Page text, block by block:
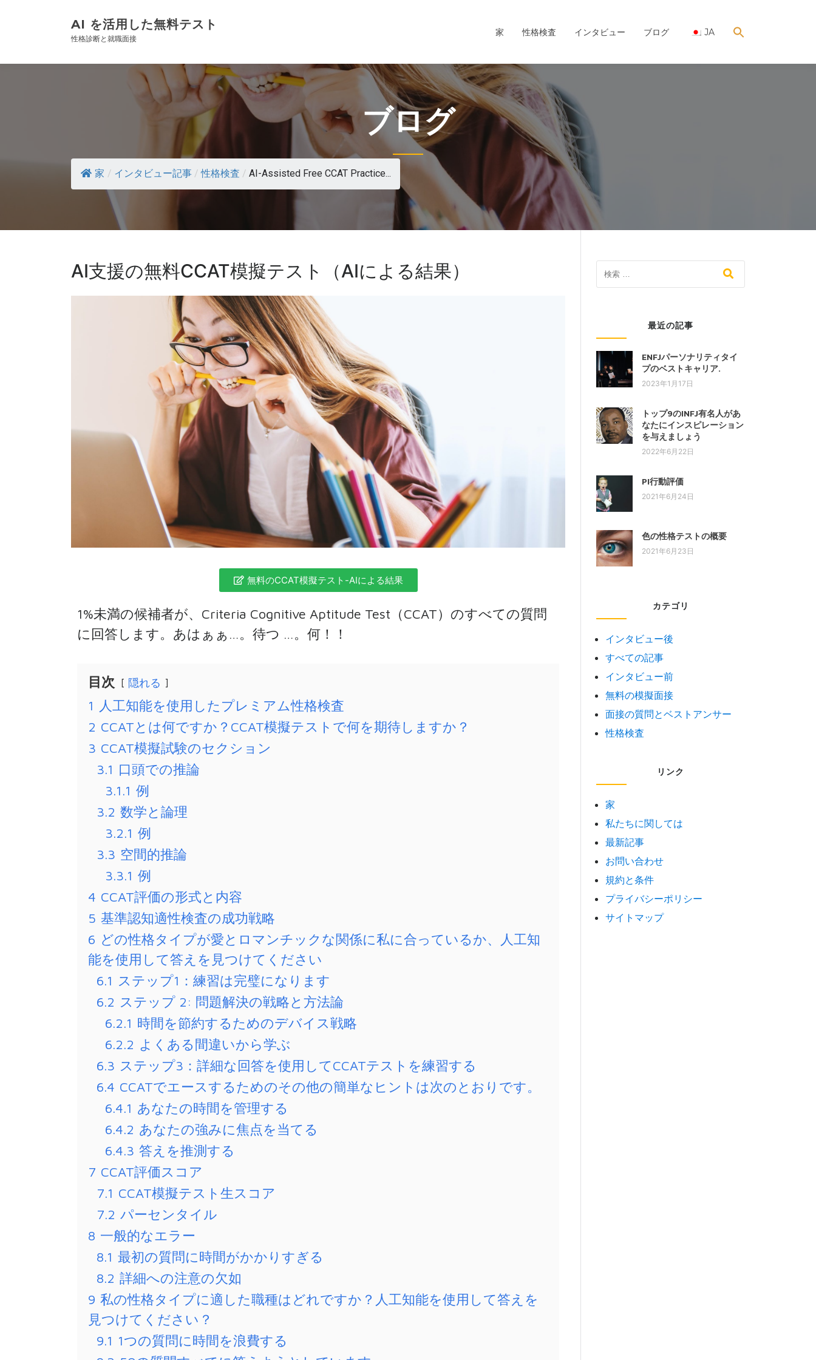
AI を活用した無料テスト
性格診断と就職面接
家 性格検査 インタビュー ブログ JA
ブログ
家 / インタビュー記事 / 性格検査 / AI-Assisted Free CCAT Practice...
AI支援の無料CCAT模擬テスト（AIによる結果）
無料のCCAT模擬テスト-AIによる結果
1%未満の候補者が、Criteria Cognitive Aptitude Test（CCAT）のすべての質問
に回答します。あはぁぁ…。待つ …。何！！
目次 隠れる
1 人工知能を使用したプレミアム性格検査
2 CCATとは何ですか？CCAT模擬テストで何を期待しますか？
3 CCAT模擬試験のセクション
3.1 口頭での推論
3.1.1 例
3.2 数学と論理
3.2.1 例
3.3 空間的推論
3.3.1 例
4 CCAT評価の形式と内容
5 基準認知適性検査の成功戦略
6 どの性格タイプが愛とロマンチックな関係に私に合っているか、人工知
能を使用して答えを見つけてください
6.1 ステップ1：練習は完璧になります
6.2 ステップ 2: 問題解決の戦略と方法論
6.2.1 時間を節約するためのデバイス戦略
6.2.2 よくある間違いから学ぶ
6.3 ステップ3：詳細な回答を使用してCCATテストを練習する
6.4 CCATでエースするためのその他の簡単なヒントは次のとおりです。
6.4.1 あなたの時間を管理する
6.4.2 あなたの強みに焦点を当てる
6.4.3 答えを推測する
7 CCAT評価スコア
7.1 CCAT模擬テスト生スコア
7.2 パーセンタイル
8 一般的なエラー
8.1 最初の質問に時間がかかりすぎる
8.2 詳細への注意の欠如
9 私の性格タイプに適した職種はどれですか？人工知能を使用して答えを
見つけてください？
9.1 1つの質問に時間を浪費する
最近の記事
ENFJパーソナリティタイ
プのベストキャリア.
2023年1月17日
トップ9のINFJ有名人があ
なたにインスピレーション
を与えましょう
2022年6月22日
PI行動評価
2021年6月24日
色の性格テストの概要
2021年6月23日
カテゴリ
インタビュー後
すべての記事
インタビュー前
無料の模擬面接
面接の質問とベストアンサー
性格検査
リンク
家
私たちに関しては
最新記事
お問い合わせ
規約と条件
プライバシーポリシー
サイトマップ